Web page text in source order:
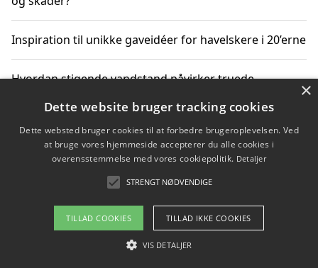
Inspiration til unikke gaveidéer for havelskere i 20’erne
Hvordan stigende vandstand påvirker truede
Sådan vælger du de bedste vandrerygsække til
vandreture i Danmark
Copyright 2026 - Pilanto Aps
Om / kontakt
×
Dette website bruger tracking cookies
Dette websted bruger cookies til at forbedre brugeroplevelsen. Ved
at bruge vores hjemmeside accepterer du alle cookies i
overensstemmelse med vores cookiepolitik. Detaljer
STRENGT NØDVENDIGE
TILLAD COOKIES TILLAD IKKE COOKIES
VIS DETALJER